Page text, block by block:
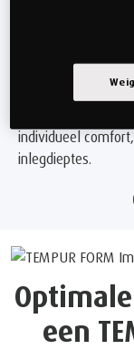
Elk hoofdbord
uw keuze. Het is
wordt
zijkant van het
individueel
inlegdieptes.
een